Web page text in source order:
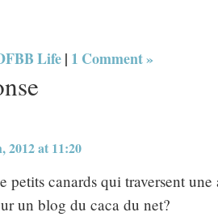
Life| 1 Comment »
2012 at 11:20
petits canards qui traversent
un blog du caca du net?